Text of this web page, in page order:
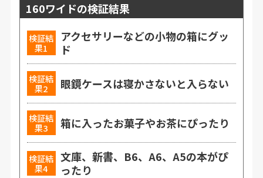
160ワイドの検証結果
検証結
果1
アクセサリーなどの小物の箱にグッ
ド
検証結
果2
眼鏡ケースは寝かさないと入らない
検証結
果3
箱に入ったお菓子やお茶にぴったり
検証結
果4
文庫、新書、B6、A6、A5の本がぴ
ったり